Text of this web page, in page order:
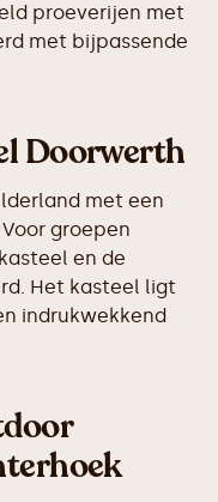
proeverijen met
met bijpassende
Doorwerth
met een
groepen
en de
Het kasteel ligt
indrukwekkend